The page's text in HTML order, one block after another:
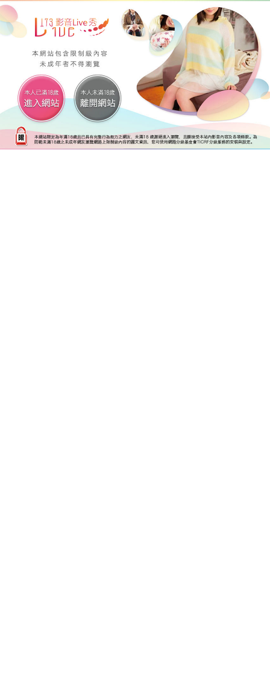
後台管理 網站設定 版型列表 修改版型內容 搜尋 简体